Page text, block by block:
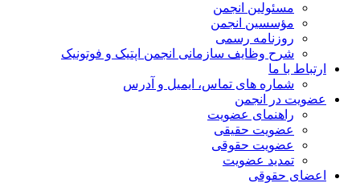
مسئولین انجمن
مؤسسین انجمن
روزنامه رسمی
شرح وظایف سازمانی انجمن اپتیک و فوتونیک
ارتباط با ما
شماره های تماس، ایمیل و آدرس
عضویت در انجمن
راهنمای عضویت
عضویت حقیقی
عضویت حقوقی
تمدید عضویت
اعضای حقوقی